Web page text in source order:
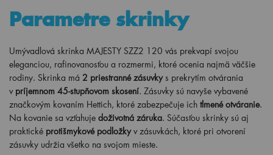
Parametre skrinky
Umývadlová skrinka MAJESTY SZZ2 120 vás prekvapí svojou
eleganciou, rafinovanosťou a rozmermi, ktoré ocenia najmä väčšie
rodiny. Skrinka má 2 priestranné zásuvky s prekrytím otvárania
v príjemnom 45-stupňovom skosení. Zásuvky sú navyše vybavené
značkovým kovaním Hettich, ktoré zabezpečuje ich tlmené otváranie.
Na kovanie sa vzťahuje doživotná záruka. Súčasťou skrinky sú aj
praktické protišmykové podložky v zásuvkách, ktoré pri otvorení
zásuvky udržia všetko na svojom mieste.